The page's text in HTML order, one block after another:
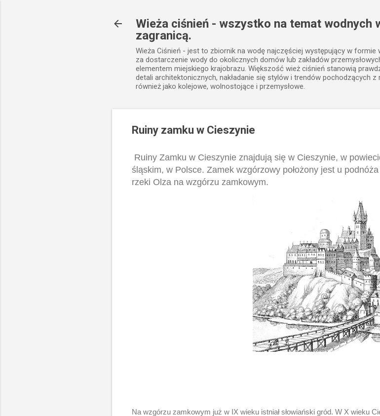
Wieża ciśnień - wszystko na temat wodnych
zagranicą.
Wieża Ciśnień - jest to zbiornik na wodę najczęściej występujący w formie
za dostarczenie wody do okolicznych domów lub zakładów
elementem miejskiego krajobrazu. Większość wież ciśnień stanowią
detali architektonicznych, nakładanie się stylów i trendów pochodzących z
również jako kolejowe, wolnostojące i przemysłowe.
Ruiny zamku w Cieszynie
Ruiny Zamku w Cieszynie znajdują się w Cieszynie, w
śląskim, w Polsce. Zamek wzgórzowy położony jest u
rzeki Olza na wzgórzu zamkowym.
Na wzgórzu zamkowym już w IX wieku istniał słowiański gród. W X wieku